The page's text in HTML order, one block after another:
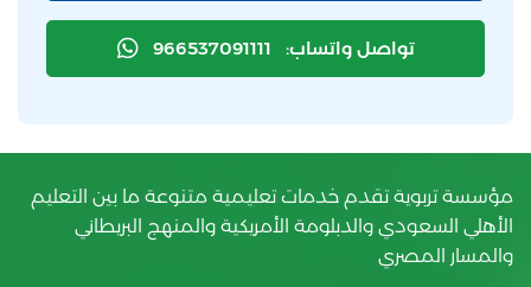
تواصل واتساب: 966537091111
مؤسسة تربوية تقدم خدمات تعليمية متنوعة ما بين التعليم
الأهلي السعودي والدبلومة الأمريكية والمنهج البريطاني
والمسار المصري